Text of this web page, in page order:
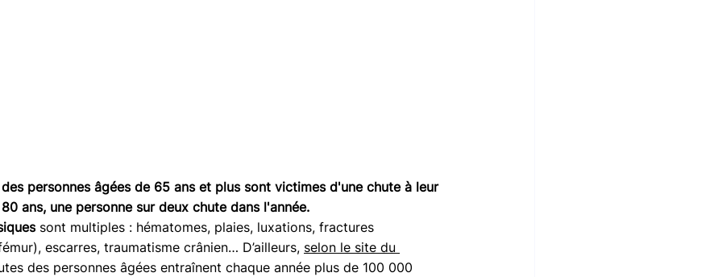
personnes âgées de 65 ans et plus sont victimes d'une chute à leur
ans, une personne sur deux chute dans l'année.
sont multiples : hématomes, plaies, luxations, fractures
escarres, traumatisme crânien… D’ailleurs, selon le site du
des personnes âgées entraînent chaque année plus de 100 000